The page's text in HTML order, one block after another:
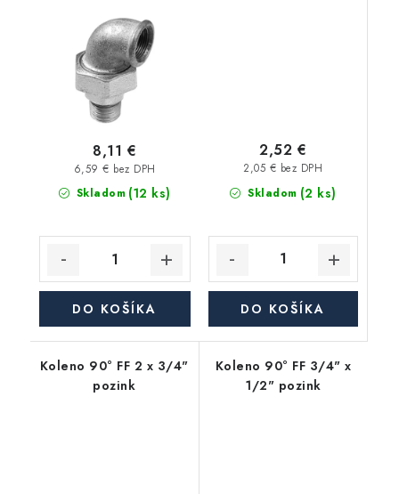
Skladom (12 ks)
6,59 € bez DPH
8,11 €
DO KOŠÍKA
Skladom (2 ks)
2,05 € bez DPH
2,52 €
DO KOŠÍKA
Koleno 90° FF 2 x 3/4"
pozink
Koleno 90° FF 3/4" x
1/2" pozink